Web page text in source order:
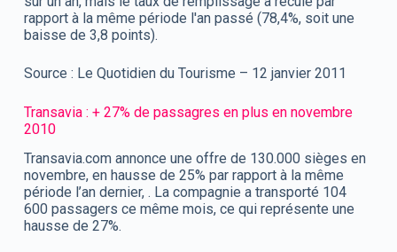
rapport à la même période l'an passé (78,4%, soit une
baisse de 3,8 points).
Source : Le Quotidien du Tourisme – 12 janvier 2011
Transavia : + 27% de passagres en plus en novembre
2010
Transavia.com annonce une offre de 130.000 sièges en
novembre, en hausse de 25% par rapport à la même
période l’an dernier, . La compagnie a transporté 104
600 passagers ce même mois, ce qui représente une
hausse de 27%.